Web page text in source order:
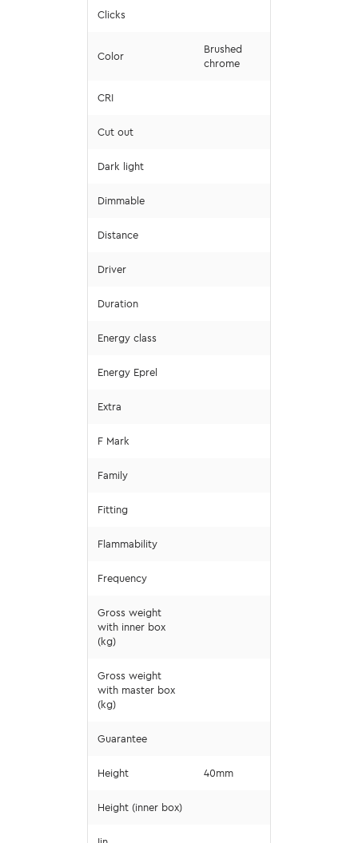
Clicks
Color
Brushed
chrome
CRI
Cut out
Dark light
Dimmable
Distance
Driver
Duration
Energy class
Energy Eprel
Extra
F Mark
Family
Fitting
Flammability
Frequency
Gross weight
with inner box
(kg)
Gross weight
with master box
(kg)
Guarantee
Height 40mm
Height (inner box)